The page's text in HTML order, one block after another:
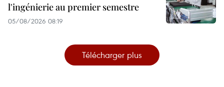
l'ingénierie au premier semestre
05/08/2026 08:19
Télécharger plus